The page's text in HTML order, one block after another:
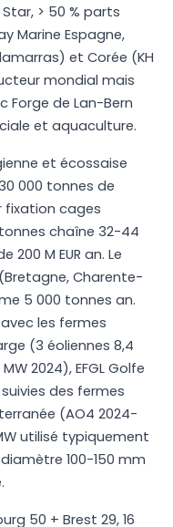
> 50 % parts
Marine Espagne,
et Corée (KH
mondial mais
Forge de Lan-Bern
et aquaculture.
et écossaise
000 tonnes de
fixation cages
chaîne 32-44
M EUR an. Le
Charente-
5 000 tonnes an.
les fermes
(3 éoliennes 8,4
2024), EFGL Golfe
suivies des fermes
(AO4 2024-
utilisé typiquement
100-150 mm
50 + Brest 29, 16